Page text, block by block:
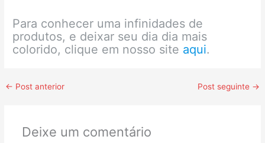
Para conhecer uma infinidades de
produtos, e deixar seu dia dia mais
colorido, clique em nosso site aqui.
← Post anterior Post seguinte →
Deixe um comentário